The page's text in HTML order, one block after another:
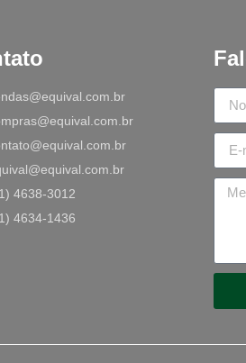
4638-3012
4634-1436